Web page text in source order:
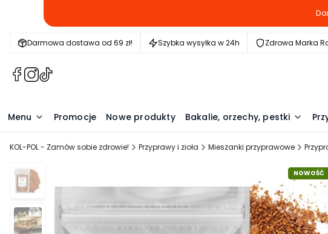
Darmowa dostawa od 69 zł! Szybka wysyłka w 24h Zdrowa Marka
(Otwiera
nowej
karcie)
(Otwiera
nowej
karcie)
(Otwiera
nowej
karcie)
Menu Promocje Nowe produkty Bakalie, orzechy, pestki
KOL-POL - Zamów sobie zdrowie! Przyprawy i zioła Mieszanki przyprawowe
NOWOŚĆ